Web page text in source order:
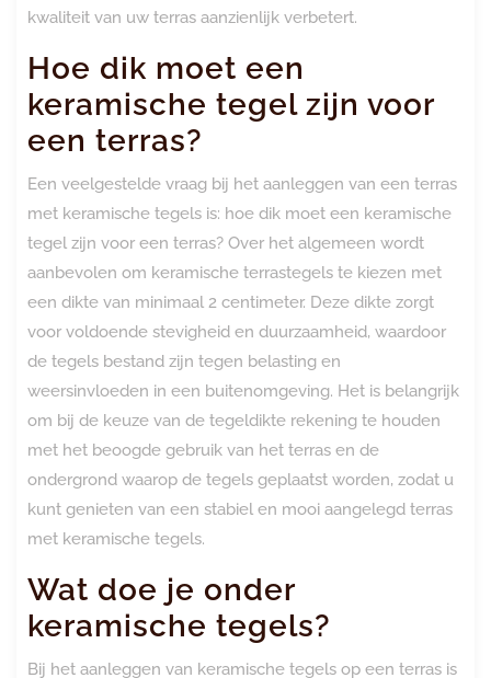
kwaliteit van uw terras aanzienlijk verbetert.
Hoe dik moet een
keramische tegel zijn voor
een terras?
Een veelgestelde vraag bij het aanleggen van een terras
met keramische tegels is: hoe dik moet een keramische
tegel zijn voor een terras? Over het algemeen wordt
aanbevolen om keramische terrastegels te kiezen met
een dikte van minimaal 2 centimeter. Deze dikte zorgt
voor voldoende stevigheid en duurzaamheid, waardoor
de tegels bestand zijn tegen belasting en
weersinvloeden in een buitenomgeving. Het is belangrijk
om bij de keuze van de tegeldikte rekening te houden
met het beoogde gebruik van het terras en de
ondergrond waarop de tegels geplaatst worden, zodat u
kunt genieten van een stabiel en mooi aangelegd terras
met keramische tegels.
Wat doe je onder
keramische tegels?
Bij het aanleggen van keramische tegels op een terras is